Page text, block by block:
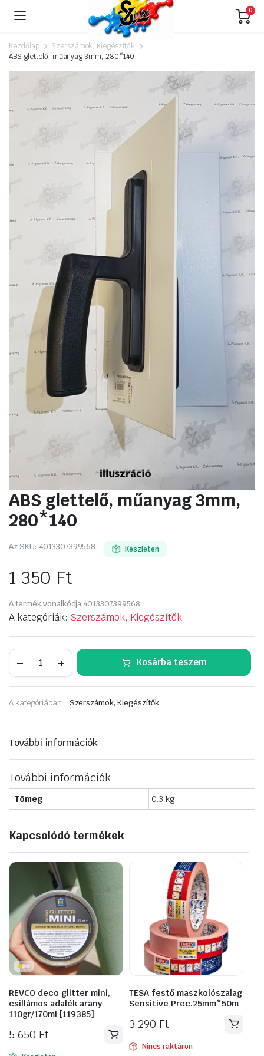
0
Kezdőlap
Szerszámok, Kiegészítők
ABS glettelő, műanyag 3mm, 280*140
ABS glettelő, műanyag 3mm,
280*140
Az SKU: 4013307399568 Készleten
1 350 Ft
A termék vonalkódja:4013307399568
A kategóriák: Szerszámok, Kiegészítők
glettelő,
3mm,
mennyiség
Kosárba teszem
A kategóriában: Szerszámok, Kiegészítők
További információk
További információk
Tömeg 0.3 kg
Kapcsolódó termékek
REVCO deco glitter mini,
csillámos adalék arany
110gr/170ml [119385]
5 650 Ft
TESA festő maszkolószalag
Sensitive Prec.25mm*50m
3 290 Ft
Nincs raktáron